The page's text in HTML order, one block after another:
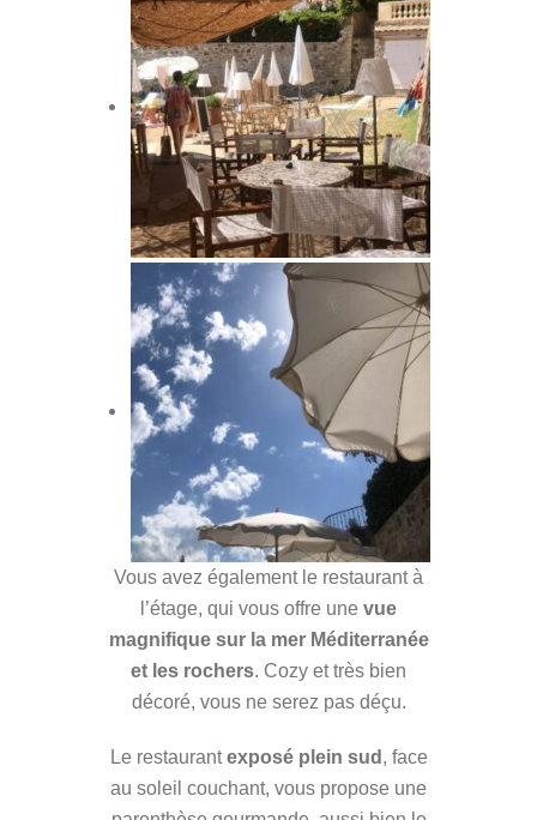
Vous avez également le restaurant à
l’étage, qui vous offre une vue
magnifique sur la mer Méditerranée
et les rochers. Cozy et très bien
décoré, vous ne serez pas déçu.
Le restaurantexposé plein sud , face
au soleil couchant, vous propose une